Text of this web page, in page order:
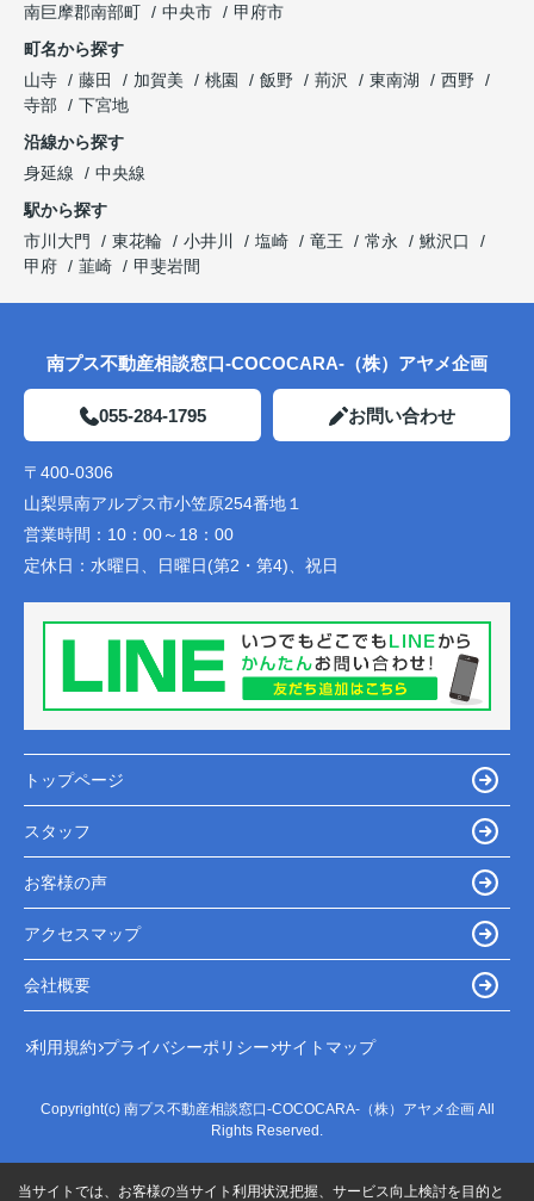
南巨摩郡南部町
中央市
甲府市
町名から探す
山寺
藤田 加賀美 桃園 飯野 荊沢 東南湖
西野
寺部
下宮地
沿線から探す
身延線
中央線
駅から探す
市川大門
東花輪 小井川 塩崎 竜王 常永
鰍沢口
甲府
韮崎 甲斐岩間
南プス不動産相談窓口-COCOCARA-（株）アヤメ企画
055-284-1795 お問い合わせ
〒400-0306
山梨県南アルプス市小笠原254番地１
営業時間： 10：00～18：00
定休日： 水曜日、日曜日(第2・第4)、祝日
トップページ
スタッフ
お客様の声
アクセスマップ
会社概要
利用規約 プライバシーポリシー サイトマップ
Copyright(c) 南プス不動産相談窓口-COCOCARA-（株）アヤメ企画 All
Rights Reserved.
当サイトでは、お客様の当サイト利用状況把握、サービス向上検討を目的と